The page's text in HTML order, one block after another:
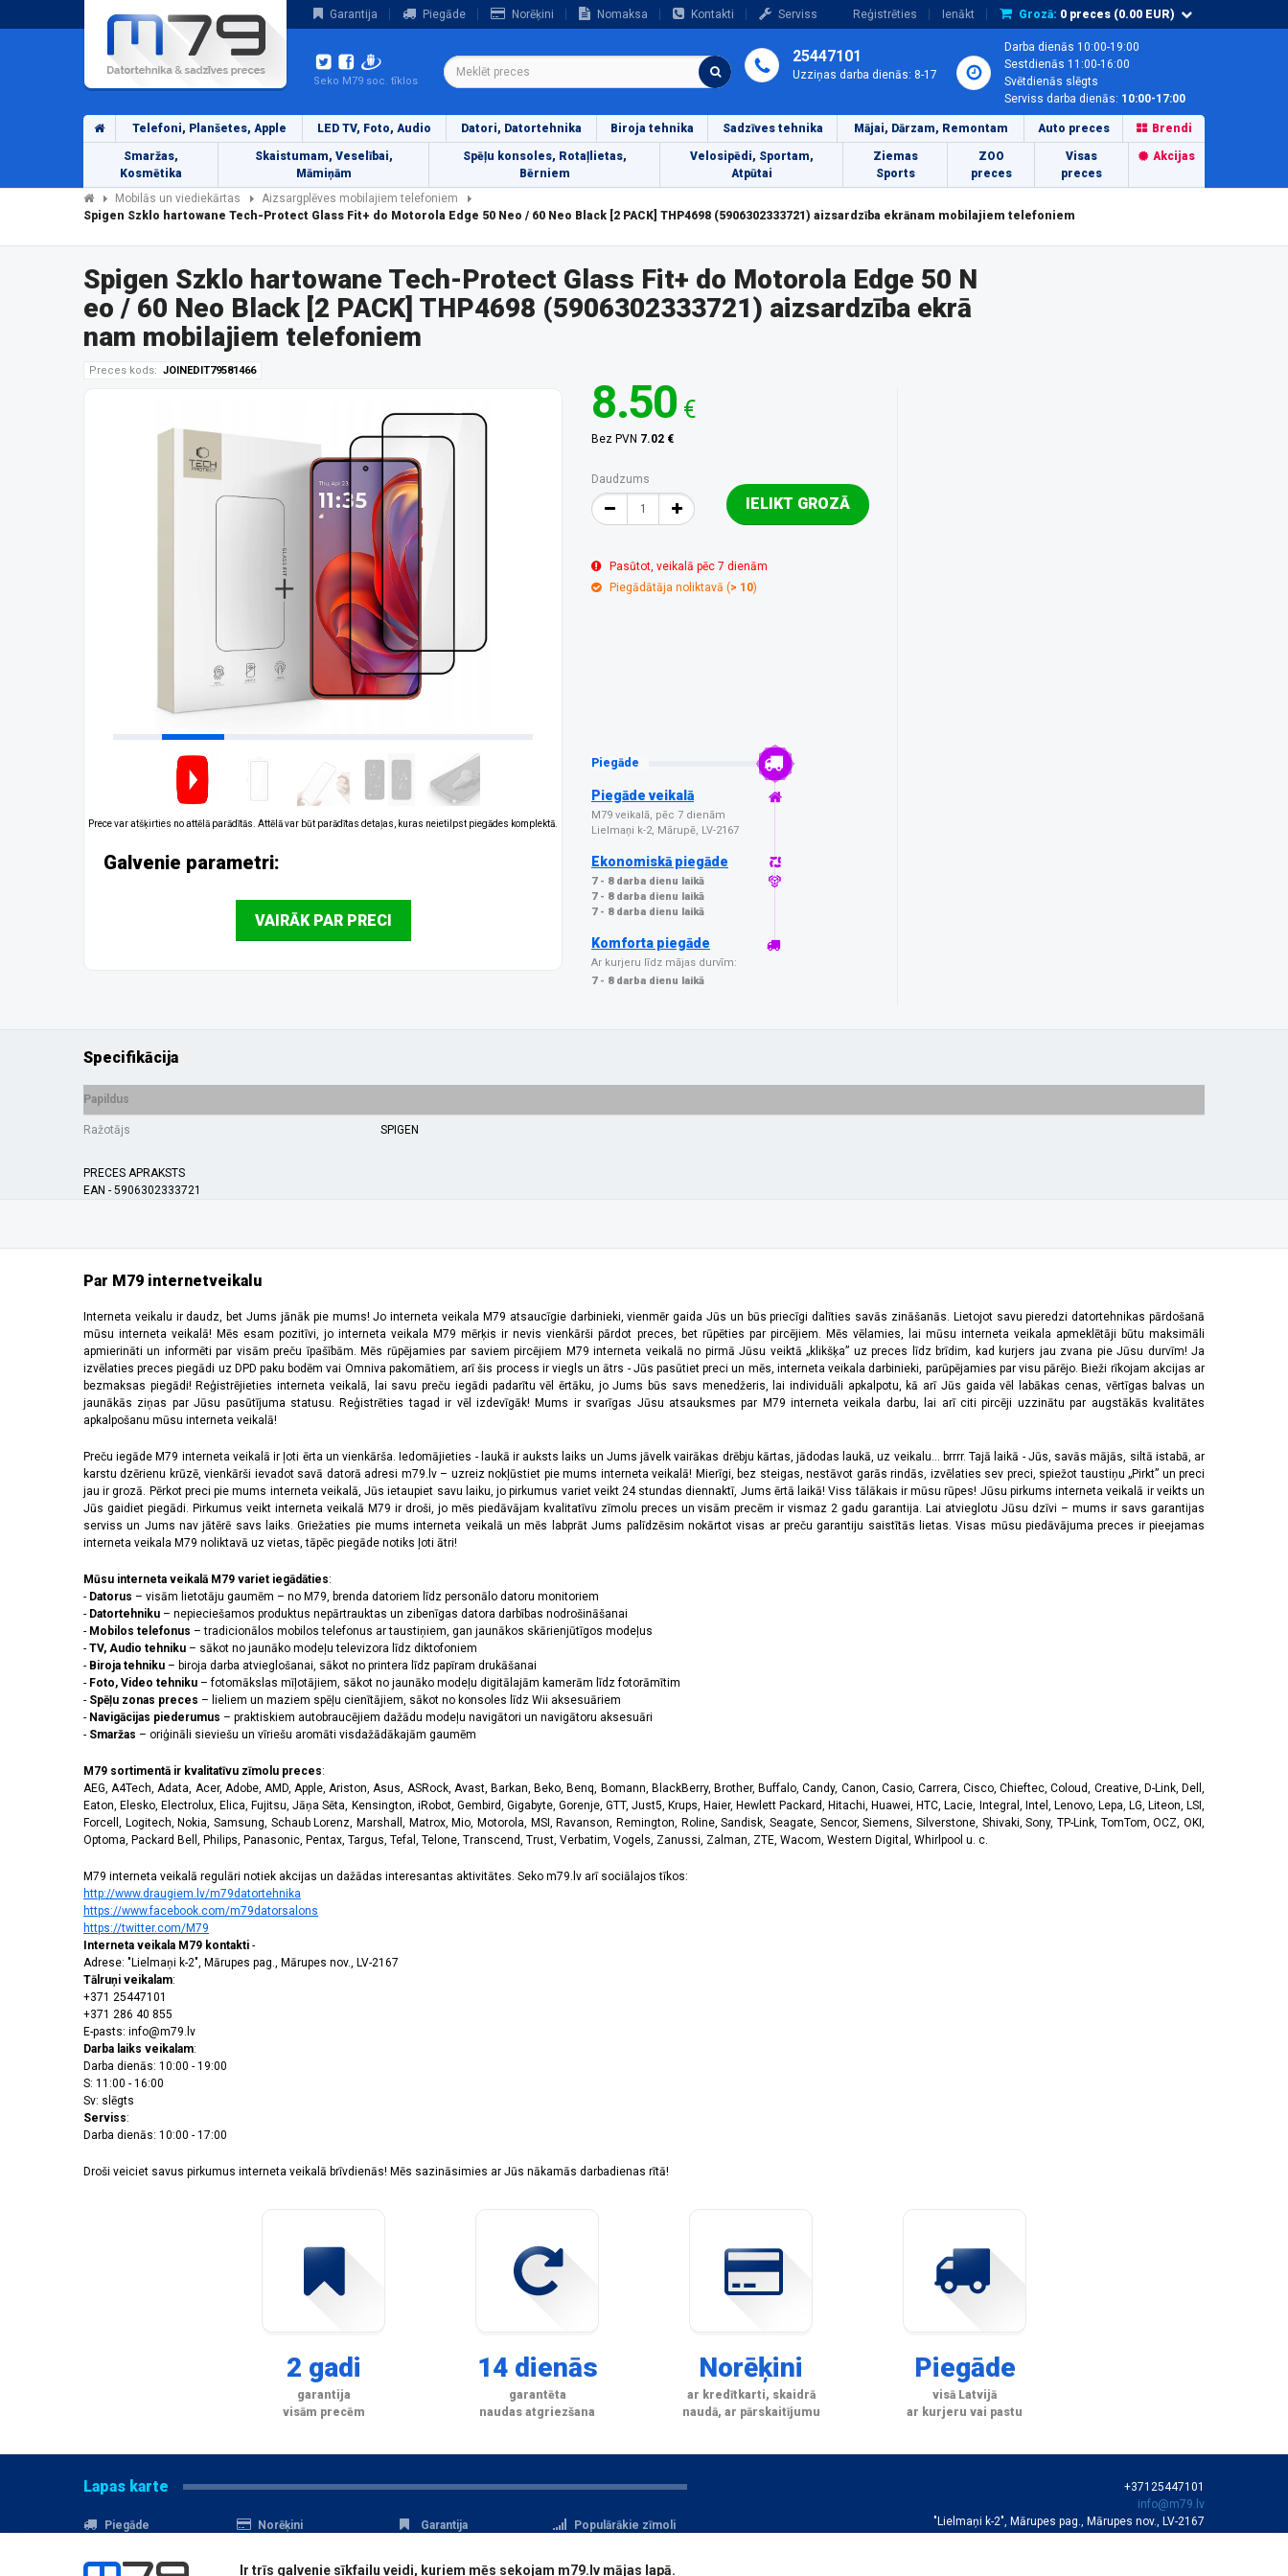
Garantija Piegāde Norēķini Nomaksa Kontakti Serviss Reģistrēties Ienākt Grozā: 0 preces (0.00 EUR)
Seko M79 soc. tīklos
25447101
Uzziņas darba dienās: 8-17
Darba dienās 10:00-19:00
Sestdienās 11:00-16:00
Svētdienās slēgts
Serviss darba dienās: 10:00-17:00
Telefoni, Planšetes, Apple LED TV, Foto, Audio Datori, Datortehnika Biroja tehnika Sadzīves tehnika Mājai, Dārzam, Remontam Auto preces Brendi
Smaržas,
Kosmētika
Skaistumam, Veselībai,
Māmiņām
Spēļu konsoles, Rotaļlietas,
Bērniem
Velosipēdi, Sportam,
Atpūtai
Ziemas
Sports
ZOO
preces
Visas
preces
Akcijas
Mobilās un viediekārtas
Aizsargplēves mobilajiem telefoniem
Spigen Szklo hartowane Tech-Protect Glass Fit+ do Motorola Edge 50 Neo / 60 Neo Black [2 PACK] THP4698 (5906302333721) aizsardzība ekrānam mobilajiem telefoniem
Spigen Szklo hartowane Tech-Protect Glass Fit+ do Motorola Edge 50 N
eo / 60 Neo Black [2 PACK] THP4698 (5906302333721) aizsardzība ekrā
nam mobilajiem telefoniem
Preces kods: JOINEDIT79581466
Prece var atšķirties no attēlā parādītās. Attēlā var būt parādītas detaļas, kuras neietilpst piegādes komplektā.
Galvenie parametri:
VAIRĀK PAR PRECI
8.50 €
Bez PVN 7.02 €
Daudzums
IELIKT GROZĀ
Pasūtot, veikalā pēc 7 dienām
Piegādātāja noliktavā (> 10)
Piegāde
Piegāde veikalā
M79 veikalā, pēc 7 dienām
Lielmaņi k-2, Mārupē, LV-2167
Ekonomiskā piegāde
7 - 8 darba dienu laikā
7 - 8 darba dienu laikā
7 - 8 darba dienu laikā
Komforta piegāde
Ar kurjeru līdz mājas durvīm:
7 - 8 darba dienu laikā
Specifikācija
Papildus
Ražotājs SPIGEN
PRECES APRAKSTS
EAN - 5906302333721
Par M79 internetveikalu
Interneta veikalu ir daudz, bet Jums jānāk pie mums! Jo interneta veikala M79 atsaucīgie darbinieki, vienmēr gaida Jūs un būs priecīgi dalīties savās zināšanās. Lietojot savu pieredzi datortehnikas pārdošanā
mūsu interneta veikalā! Mēs esam pozitīvi, jo interneta veikala M79 mērķis ir nevis vienkārši pārdot preces, bet rūpēties par pircējiem. Mēs vēlamies, lai mūsu interneta veikala apmeklētāji būtu maksimāli
apmierināti un informēti par visām preču īpašībām. Mēs rūpējamies par saviem pircējiem M79 interneta veikalā no pirmā Jūsu veiktā „klikšķa” uz preces līdz brīdim, kad kurjers jau zvana pie Jūsu durvīm! Ja
izvēlaties preces piegādi uz DPD paku bodēm vai Omniva pakomātiem, arī šis process ir viegls un ātrs - Jūs pasūtiet preci un mēs, interneta veikala darbinieki, parūpējamies par visu pārējo. Bieži rīkojam akcijas ar
bezmaksas piegādi! Reģistrējieties interneta veikalā, lai savu preču iegādi padarītu vēl ērtāku, jo Jums būs savs menedžeris, lai individuāli apkalpotu, kā arī Jūs gaida vēl labākas cenas, vērtīgas balvas un
jaunākās ziņas par Jūsu pasūtījuma statusu. Reģistrēties tagad ir vēl izdevīgāk! Mums ir svarīgas Jūsu atsauksmes par M79 interneta veikala darbu, lai arī citi pircēji uzzinātu par augstākās kvalitātes
apkalpošanu mūsu interneta veikalā!
Preču iegāde M79 interneta veikalā ir ļoti ērta un vienkārša. Iedomājieties - laukā ir auksts laiks un Jums jāvelk vairākas drēbju kārtas, jādodas laukā, uz veikalu... brrrr. Tajā laikā - Jūs, savās mājās, siltā istabā, ar
karstu dzērienu krūzē, vienkārši ievadot savā datorā adresi m79.lv – uzreiz nokļūstiet pie mums interneta veikalā! Mierīgi, bez steigas, nestāvot garās rindās, izvēlaties sev preci, spiežot taustiņu „Pirkt” un preci
jau ir grozā. Pērkot preci pie mums interneta veikalā, Jūs ietaupiet savu laiku, jo pirkumus variet veikt 24 stundas diennaktī, Jums ērtā laikā! Viss tālākais ir mūsu rūpes! Jūsu pirkums interneta veikalā ir veikts un
Jūs gaidiet piegādi. Pirkumus veikt interneta veikalā M79 ir droši, jo mēs piedāvājam kvalitatīvu zīmolu preces un visām precēm ir vismaz 2 gadu garantija. Lai atvieglotu Jūsu dzīvi – mums ir savs garantijas
serviss un Jums nav jātērē savs laiks. Griežaties pie mums interneta veikalā un mēs labprāt Jums palīdzēsim nokārtot visas ar preču garantiju saistītās lietas. Visas mūsu piedāvājuma preces ir pieejamas
interneta veikala M79 noliktavā uz vietas, tāpēc piegāde notiks ļoti ātri!
Mūsu interneta veikalā M79 variet iegādāties:
- Datorus – visām lietotāju gaumēm – no M79, brenda datoriem līdz personālo datoru monitoriem
- Datortehniku – nepieciešamos produktus nepārtrauktas un zibenīgas datora darbības nodrošināšanai
- Mobilos telefonus – tradicionālos mobilos telefonus ar taustiņiem, gan jaunākos skārienjūtīgos modeļus
- TV, Audio tehniku – sākot no jaunāko modeļu televizora līdz diktofoniem
- Biroja tehniku – biroja darba atvieglošanai, sākot no printera līdz papīram drukāšanai
- Foto, Video tehniku – fotomākslas mīļotājiem, sākot no jaunāko modeļu digitālajām kamerām līdz fotorāmītim
- Spēļu zonas preces – lieliem un maziem spēļu cienītājiem, sākot no konsoles līdz Wii aksesuāriem
- Navigācijas piederumus – praktiskiem autobraucējiem dažādu modeļu navigātori un navigātoru aksesuāri
- Smaržas – oriģināli sieviešu un vīriešu aromāti visdažādākajām gaumēm
M79 sortimentā ir kvalitatīvu zīmolu preces:
AEG, A4Tech, Adata, Acer, Adobe, AMD, Apple, Ariston, Asus, ASRock, Avast, Barkan, Beko, Benq, Bomann, BlackBerry, Brother, Buffalo, Candy, Canon, Casio, Carrera, Cisco, Chieftec, Coloud, Creative, D-Link, Dell,
Eaton, Elesko, Electrolux, Elica, Fujitsu, Jāņa Sēta, Kensington, iRobot, Gembird, Gigabyte, Gorenje, GTT, Just5, Krups, Haier, Hewlett Packard, Hitachi, Huawei, HTC, Lacie, Integral, Intel, Lenovo, Lepa, LG, Liteon, LSI,
Forcell, Logitech, Nokia, Samsung, Schaub Lorenz, Marshall, Matrox, Mio, Motorola, MSI, Ravanson, Remington, Roline, Sandisk, Seagate, Sencor, Siemens, Silverstone, Shivaki, Sony, TP-Link, TomTom, OCZ, OKI,
Optoma, Packard Bell, Philips, Panasonic, Pentax, Targus, Tefal, Telone, Transcend, Trust, Verbatim, Vogels, Zanussi, Zalman, ZTE, Wacom, Western Digital, Whirlpool u. c.
M79 interneta veikalā regulāri notiek akcijas un dažādas interesantas aktivitātes. Seko m79.lv arī sociālajos tīkos:
http://www.draugiem.lv/m79datortehnika
https://www.facebook.com/m79datorsalons
https://twitter.com/M79
Interneta veikala M79 kontakti -
Adrese: "Lielmaņi k-2", Mārupes pag., Mārupes nov., LV-2167
Tālruņi veikalam:
+371 25447101
+371 286 40 855
E-pasts: info@m79.lv
Darba laiks veikalam:
Darba dienās: 10:00 - 19:00
S: 11:00 - 16:00
Sv: slēgts
Serviss:
Darba dienās: 10:00 - 17:00
Droši veiciet savus pirkumus interneta veikalā brīvdienās! Mēs sazināsimies ar Jūs nākamās darbadienas rītā!
2 gadi
garantija
visām precēm
14 dienās
garantēta
naudas atgriezšana
Norēķini
ar kredītkarti, skaidrā
naudā, ar pārskaitījumu
Piegāde
visā Latvijā
ar kurjeru vai pastu
Lapas karte
Piegāde
Norēķini
Akcijas
Serviss
Garantija
Populārākie zīmoli
Datu aizsardzība
Reģistrācija
+37125447101
info@m79.lv
"Lielmaņi k-2", Mārupes pag., Mārupes nov., LV-2167
Ir trīs galvenie sīkfailu veidi, kuriem mēs sekojam m79.lv mājas lapā.